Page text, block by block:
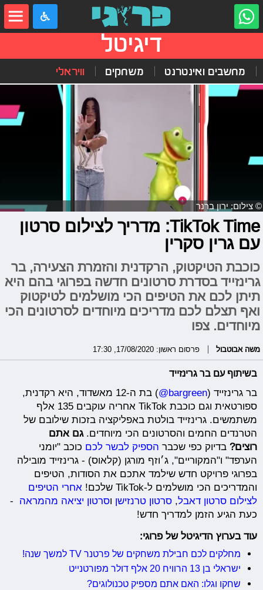
דיגיטל
מחשבים ואינטרנט משחקים וויראלי
© צילום: ירון ברנר
TikTok Time: מדריך לצילום סרטון
עם גרין סקרין
כוכבת הטיקטוק, הרקדנית והזמרת הצעירה, בר
גרינזייד בסדרת סרטונים חדשה בפרוגי בהם היא
תיתן לכם את הטיפים הכי מושלמים לטיקטוק
ואף תצלם לכם מדריכים מיוחדים לסרטונים הכי
מיוחדים. צפו
משה אבוטבול פרסום ראשון: 17/08/2020, 17:30
בשיתוף עם בר גרינזייד
בר גרינזייד (bargreen@
) בת ה-12 מאשדוד, היא רקדנית,
ספורטאית וגם כוכבת TikTok אחריה עוקבים 135 אלף
משתמשים. גרינזייד בולטת באפליקציה בזכות שילובם של
הטרנדים החמים והסרטונים הכי מיוחדים.גם אתם
רוצים? בדיוק כפי שכבר הספיק לבשר לכם כוכב "יומני
הערפד" ו"המקוריים", ג׳וזף מורגן (קלאוס) - גרינזייד מובילה
בפרוגי פרויקט חדש שילמד אתכם את הסודות, הטיפים
והמדריכים הכי מושלמים ל-TikTok שלכם!
אחרי הטיפים
לצילום סרטון דאבל,סרטון טרנזישן וסרטון יציאה מהמראה -
כעת הגיע הזמן למדריך חדש!
עוד בערוץ הדיגיטל של פרוגי:
מחלקים לכם חבילת משחקים של פרטנר TV למשך שנה!
ישראלי בן 13 הרוויח 20 אלף דולר מפורטנייט
שחקו וגלו: האם אתם מספיק טכנולוגים?